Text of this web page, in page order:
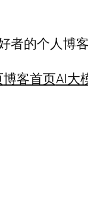
者的个人博客
博客首页AI大